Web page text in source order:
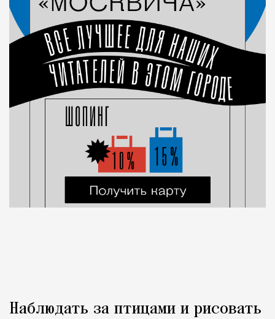
Наблюдать за птицами и рисовать